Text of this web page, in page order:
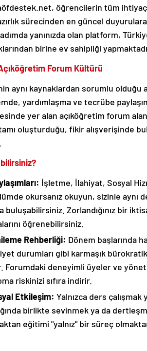
öğrencilerin tüm
sürecinden en güncel
yanınızda olan platform,
birine ev sahipliği
Forum Kültürü
aynı kaynaklardan sorumlu
yardımlaşma ve tecrübe
yer alan açıköğretim forum
oluşturduğu, fikir alışverişinde
İşletme, İlahiyat, Sosyal
okursanız okuyun, sizinle aynı
buluşabilirsiniz. Zorlandığınız bir
öğrenebilirsiniz.
Rehberliği: Dönem başlarında
durumları gibi karmaşık
Forumdaki deneyimli üyeler ve
riskinizi sıfıra indirir.
Etkileşim: Yalnızca ders
birlikte sevinmek ya da
eğitimi "yalnız" bir süreç